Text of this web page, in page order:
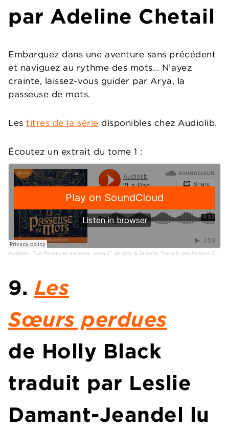
par Adeline Chetail
Embarquez dans une aventure sans précédent
et naviguez au rythme des mots… N’ayez
crainte, laissez-vous guider par Arya, la
passeuse de mots.
Lestitres de la série disponibles chez Audiolib.
Écoutez un extrait du tome 1 :
Audiolib · "La Passeuse de mots, tome 1" de Alric & Jennifer Twice lu par Adeline Chetail
9. Les
Sœurs perdues
de Holly Black
traduit par Leslie
Damant-Jeandel lu